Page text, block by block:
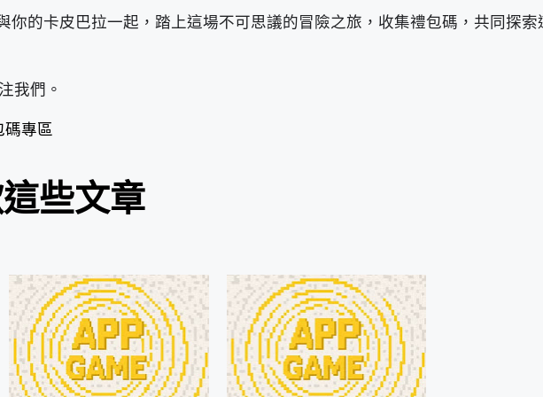
你的卡皮巴拉一起，踏上這場不可思議的冒險之旅，收集禮包碼，共同探
我們。
碼專區
些文章